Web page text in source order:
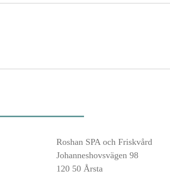
Roshan SPA och Friskvård
Johanneshovsvägen 98
120 50 Årsta